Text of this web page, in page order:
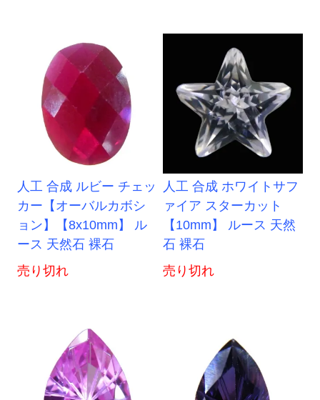
人工 合成 ルビー チェッ
カー【オーバルカボシ
ョン】【8x10mm】 ル
ース 天然石 裸石
売り切れ
人工 合成 ホワイトサフ
ァイア スターカット
【10mm】 ルース 天然
石 裸石
売り切れ